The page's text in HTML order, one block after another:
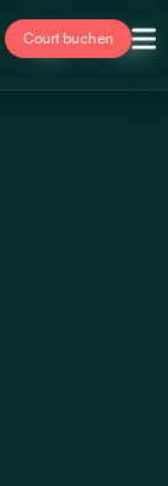
Court buchen
Select Language
Deutsch